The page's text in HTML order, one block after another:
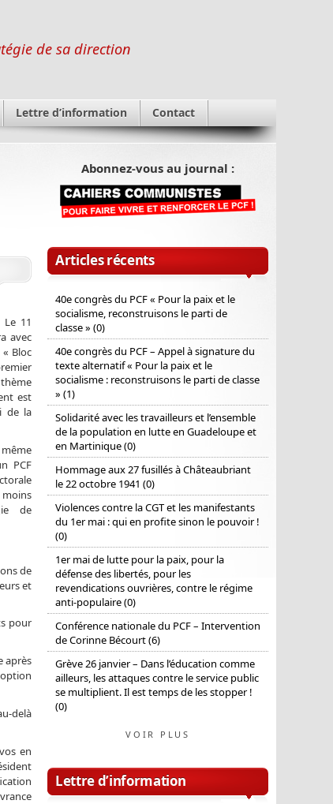
de sa direction
Lettre d’information Contact
Le 11
avec
Bloc
est
de la
PCF
de
de
et
pour
après
delà
en
Abonnez-vous au journal :
Articles récents
40e congrès du PCF « Pour la paix et le
socialisme, reconstruisons le parti de
classe » (0)
40e congrès du PCF – Appel à signature du
texte alternatif « Pour la paix et le
socialisme : reconstruisons le parti de classe
» (1)
Solidarité avec les travailleurs et l’ensemble
de la population en lutte en Guadeloupe et
en Martinique (0)
Hommage aux 27 fusillés à Châteaubriant
le 22 octobre 1941 (0)
Violences contre la CGT et les manifestants
du 1er mai : qui en profite sinon le pouvoir !
(0)
1er mai de lutte pour la paix, pour la
défense des libertés, pour les
revendications ouvrières, contre le régime
anti-populaire (0)
Conférence nationale du PCF – Intervention
de Corinne Bécourt (6)
Grève 26 janvier – Dans l’éducation comme
ailleurs, les attaques contre le service public
se multiplient. Il est temps de les stopper !
(0)
VOIR PLUS
Lettre d’information